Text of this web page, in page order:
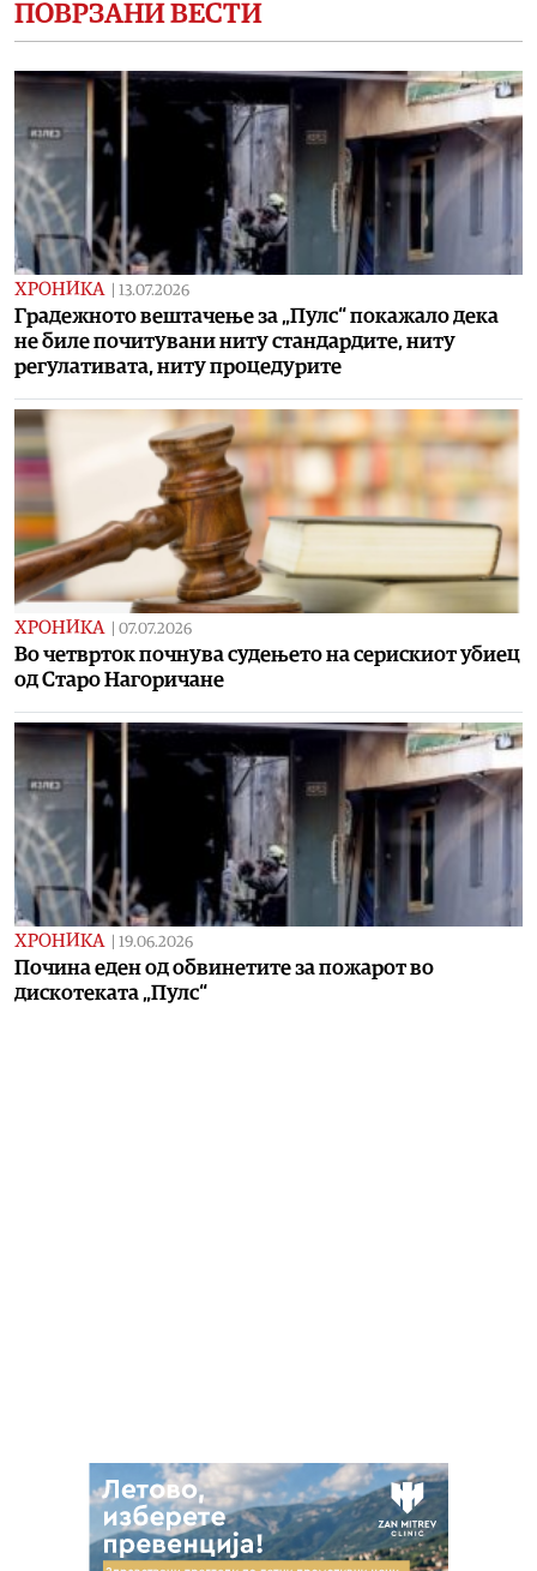
ПОВРЗАНИ ВЕСТИ
ХРОНИКА 13.07.2026
Градежното вештачење за „Пулс“ покажало дека
не биле почитувани ниту стандардите, ниту
регулативата, ниту процедурите
ХРОНИКА 07.07.2026
Во четврток почнува судењето на серискиот убиец
од Старо Нагоричане
ХРОНИКА 19.06.2026
Почина еден од обвинетите за пожарот во
дискотеката „Пулс“